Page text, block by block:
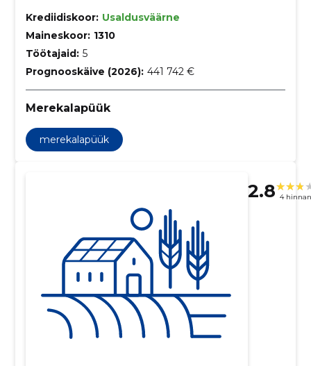
Krediidiskoor: Usaldusväärne
Maineskoor: 1310
Töötajaid: 5
Prognooskäive (2026): 441 742 €
Merekalapüük
merekalapüük
2.8 4